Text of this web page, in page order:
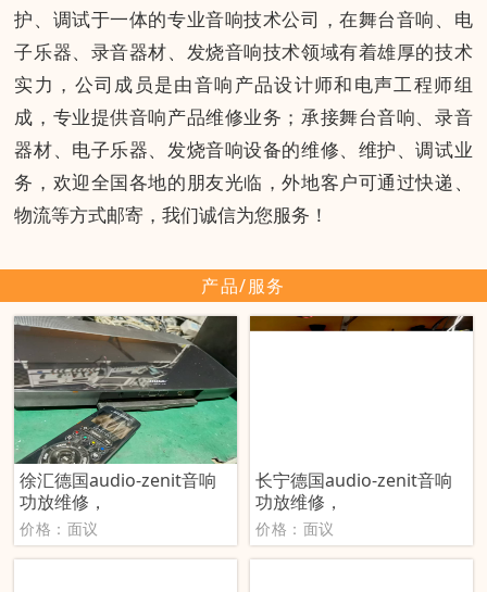
护、调试于一体的专业音响技术公司，在舞台音响、电
子乐器、录音器材、发烧音响技术领域有着雄厚的技术
实力，公司成员是由音响产品设计师和电声工程师组
成，专业提供音响产品维修业务；承接舞台音响、录音
器材、电子乐器、发烧音响设备的维修、维护、调试业
务，欢迎全国各地的朋友光临，外地客户可通过快递、
物流等方式邮寄，我们诚信为您服务！
产品/服务
徐汇德国audio-zenit音响
功放维修，
价格：面议
长宁德国audio-zenit音响
功放维修，
价格：面议